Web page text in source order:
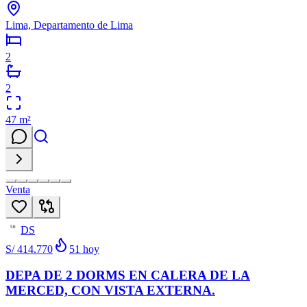
Lima, Departamento de Lima
2
2
47 m²
Venta
50
DS
S/ 414.770
51 hoy
DEPA DE 2 DORMS EN CALERA DE LA
MERCED, CON VISTA EXTERNA.